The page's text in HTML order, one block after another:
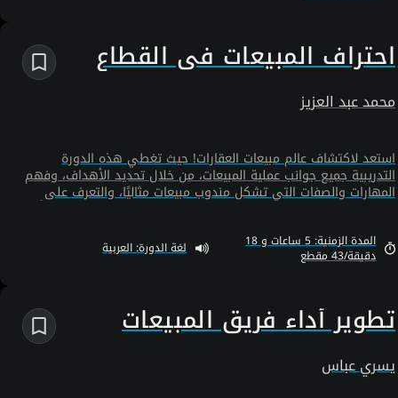
احتراف المبيعات في القطاع
العقاري
محمد عبد العزيز
استعد لاكتشاف عالم مبيعات العقارات! حيث تغطي هذه الدورة
التدريبية جميع جوانب عملية المبيعات، من خلال تحديد الأهداف، وفهم
المهارات والصفات التي تشكل مندوب مبيعات مثاليًا، والتعرف على
الأنواع المختلفة من الوحدات العقارات، وتأهيل العملاء. سنرشدك أيضًا
بفعالية، التفاوض مع العملاء ، وتعزيز مسار حياتك المهنية - كل هذا
وأكثر! لا تفوتك فرصة اكتساب كل هذه المهارات الأساسية للنجاح في
المدة الزمنية: 5 ساعات و 18
دقيقة/43 مقطع لغة الدورة: العربية
تطوير أداء فريق المبيعات
باستخدام CRM
يسري عباس